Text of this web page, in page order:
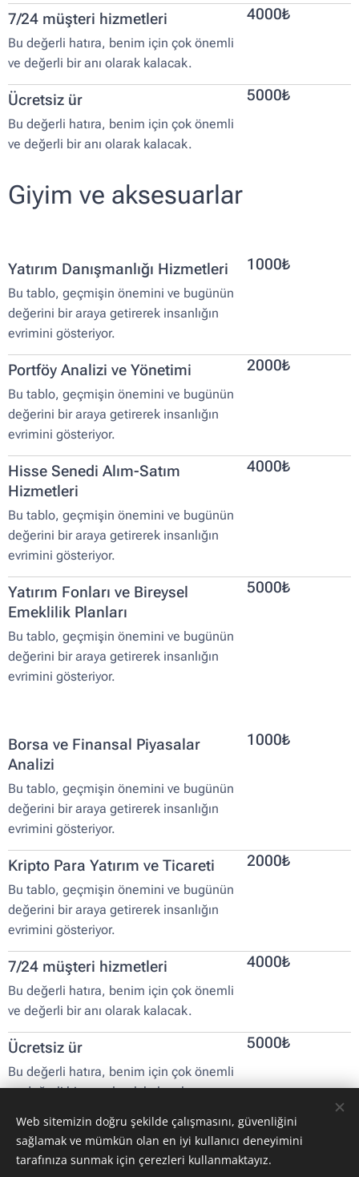
7/24 müşteri hizmetleri
Bu değerli hatıra, benim için çok önemli
ve değerli bir anı olarak kalacak.
4000₺
Ücretsiz ür
Bu değerli hatıra, benim için çok önemli
ve değerli bir anı olarak kalacak.
5000₺
Giyim ve aksesuarlar
Yatırım Danışmanlığı Hizmetleri
Bu tablo, geçmişin önemini ve bugünün
değerini bir araya getirerek insanlığın
evrimini gösteriyor.
1000₺
Portföy Analizi ve Yönetimi
Bu tablo, geçmişin önemini ve bugünün
değerini bir araya getirerek insanlığın
evrimini gösteriyor.
2000₺
Hisse Senedi Alım-Satım
Hizmetleri
Bu tablo, geçmişin önemini ve bugünün
değerini bir araya getirerek insanlığın
evrimini gösteriyor.
4000₺
Yatırım Fonları ve Bireysel
Emeklilik Planları
Bu tablo, geçmişin önemini ve bugünün
değerini bir araya getirerek insanlığın
evrimini gösteriyor.
5000₺
Borsa ve Finansal Piyasalar
Analizi
Bu tablo, geçmişin önemini ve bugünün
değerini bir araya getirerek insanlığın
evrimini gösteriyor.
1000₺
Kripto Para Yatırım ve Ticareti
Bu tablo, geçmişin önemini ve bugünün
değerini bir araya getirerek insanlığın
evrimini gösteriyor.
2000₺
7/24 müşteri hizmetleri
Bu değerli hatıra, benim için çok önemli
ve değerli bir anı olarak kalacak.
4000₺
Ücretsiz ür
Bu değerli hatıra, benim için çok önemli
ve değerli bir anı olarak kalacak.
5000₺
Web sitemizin doğru şekilde çalışmasını, güvenliğini
sağlamak ve mümkün olan en iyi kullanıcı deneyimini
tarafınıza sunmak için çerezleri kullanmaktayız.